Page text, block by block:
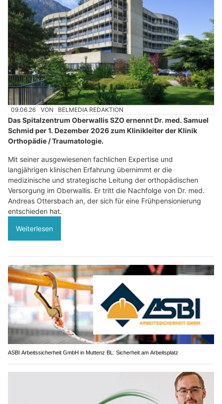
09.06.26 VON BELMEDIA REDAKTION
Das Spitalzentrum Oberwallis SZO ernennt Dr. med. Samuel
Schmid per 1. Dezember 2026 zum Klinikleiter der Klinik
Orthopädie / Traumatologie.
Mit seiner ausgewiesenen fachlichen Expertise und
langjährigen klinischen Erfahrung übernimmt er die
medizinische und strategische Leitung der orthopädischen
Versorgung im Oberwallis. Er tritt die Nachfolge von Dr. med.
Andreas Ottersbach an, der sich für eine Frühpensionierung
entschieden hat.
Weiterlesen
ASBI Arbeitssicherheit GmbH in Muttenz BL: Sicherheit am Arbeitsplatz